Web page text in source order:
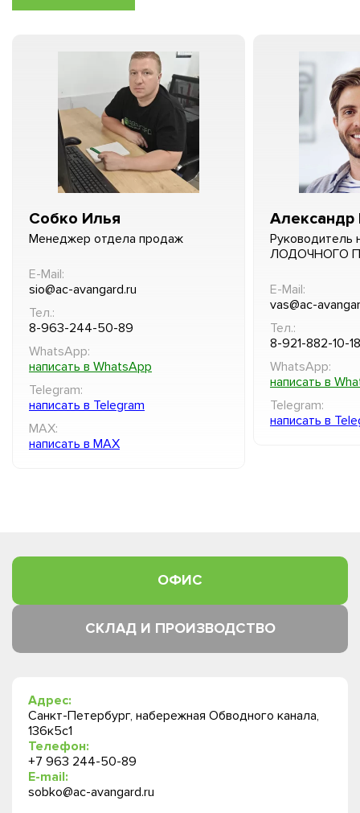
Собко Илья
Менеджер отдела продаж
E-Mail:
sio@ac-avangard.ru
Тел.:
8-963-244-50-89
WhatsApp:
написать в WhatsApp
Telegram:
написать в Telegram
MAX:
написать в MAX
Александр
Руководитель
ЛОДОЧНОГО
E-Mail:
vas@ac-
Тел.:
8-921-882-10-18
WhatsApp:
написать в
Telegram:
написать в
ОФИС
СКЛАД И ПРОИЗВОДСТВО
Адрес:
Санкт-Петербург, набережная Обводного канала,
136к5с1
Телефон:
+7 963 244-50-89
E-mail:
sobko@ac-avangard.ru